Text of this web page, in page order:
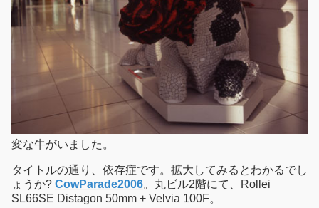
変な牛がいました。
タイトルの通り、依存症です。拡大してみるとわかるでし
ょうか? CowParade2006。丸ビル2階にて、Rollei
SL66SE Distagon 50mm + Velvia 100F。